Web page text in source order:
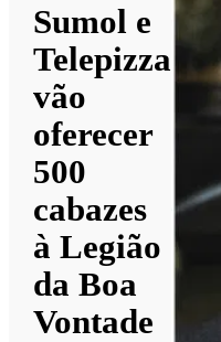
Sumol e
Telepizza
vão
oferecer
500
cabazes
à Legião
da Boa
Vontade